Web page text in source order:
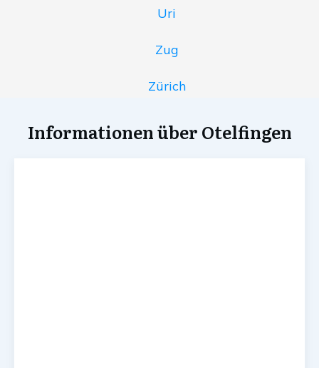
Uri
Zug
Zürich
Informationen über Otelfingen